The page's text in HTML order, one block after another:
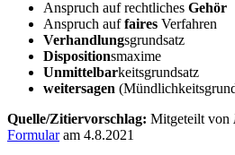
Anspruch auf rechtliches Gehör
Anspruch auffaires Verfahren
Verhandlungsgrundsatz
Dispositionsmaxime
Unmittelbarkeitsgrundsatz
weitersagen
Quelle/Zitiervorschlag: Mitgeteilt von
Formularam 4.8.2021